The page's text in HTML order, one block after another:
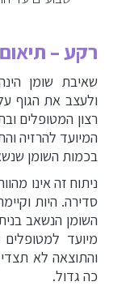
צור קשר
ביום הניתוח
לאחר ניתוח שאיבת
שאיבות שומן
שאלות ותשובות לפני
שאלות ותשובות
שאלות ותשובות
גלריית תמונות –
רקע –
שאיבת שומן
ולעצב את הגוף
רצון המטופלים
המיועד להרזיה
בכמות השומן
ניתוח זה אינו
סדירה. היות
והתוצאה לא
כה גדול.